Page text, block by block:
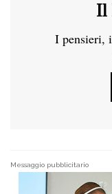
Il
I pensieri,
Messaggio pubblicitario